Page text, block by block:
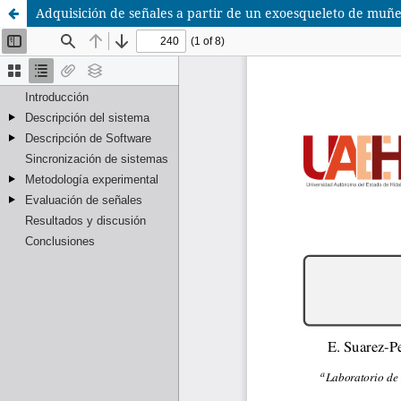
Adquisición de señales a partir de un exoesqueleto de